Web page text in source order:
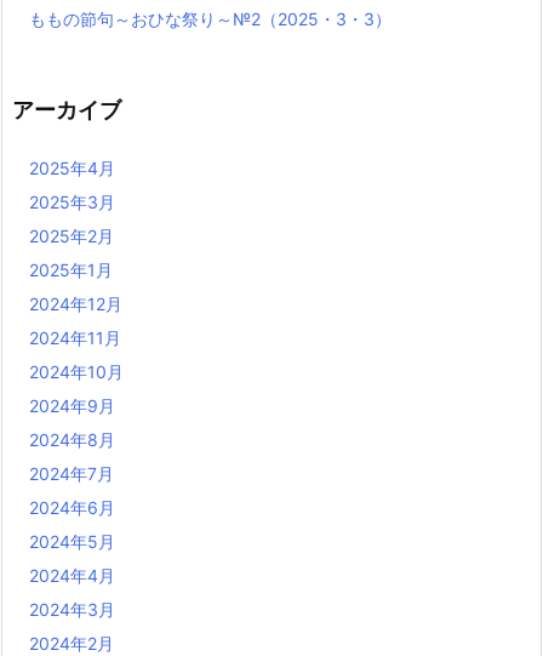
ももの節句～おひな祭り～№2（2025・3・3）
アーカイブ
2025年4月
2025年3月
2025年2月
2025年1月
2024年12月
2024年11月
2024年10月
2024年9月
2024年8月
2024年7月
2024年6月
2024年5月
2024年4月
2024年3月
2024年2月